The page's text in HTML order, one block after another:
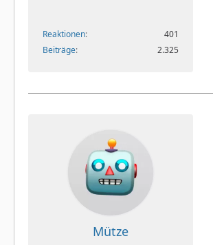
Reaktionen
401
Beiträge
2.325
Mütze